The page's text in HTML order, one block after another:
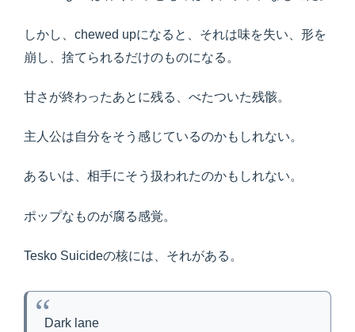
しかし、chewed upになると、それは味を失い、形を
崩し、捨てられるだけのものになる。
甘さが終わったあとに残る、べたついた残骸。
主人公は自分をそう感じているのかもしれない。
あるいは、相手にそう扱われたのかもしれない。
ポップなものが腐る感覚。
Tesko Suicideの核には、それがある。
Dark lane